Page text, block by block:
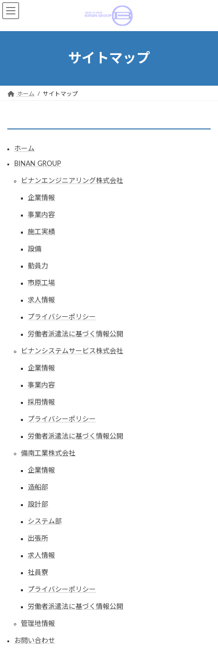
コ
ン
ッ
ナ
ビ
移
サイトマップ
ホーム サイトマップ
ホーム
BINAN GROUP
ビナンエンジニアリング株式会社
企業情報
事業内容
施工実績
設備
動員力
市原工場
求人情報
プライバシーポリシー
労働者派遣法に基づく情報公開
ビナンシステムサービス株式会社
企業情報
事業内容
採用情報
プライバシーポリシー
労働者派遣法に基づく情報公開
備南工業株式会社
企業情報
造船部
設計部
システム部
出張所
求人情報
社員寮
プライバシーポリシー
労働者派遣法に基づく情報公開
管理地情報
お問い合わせ